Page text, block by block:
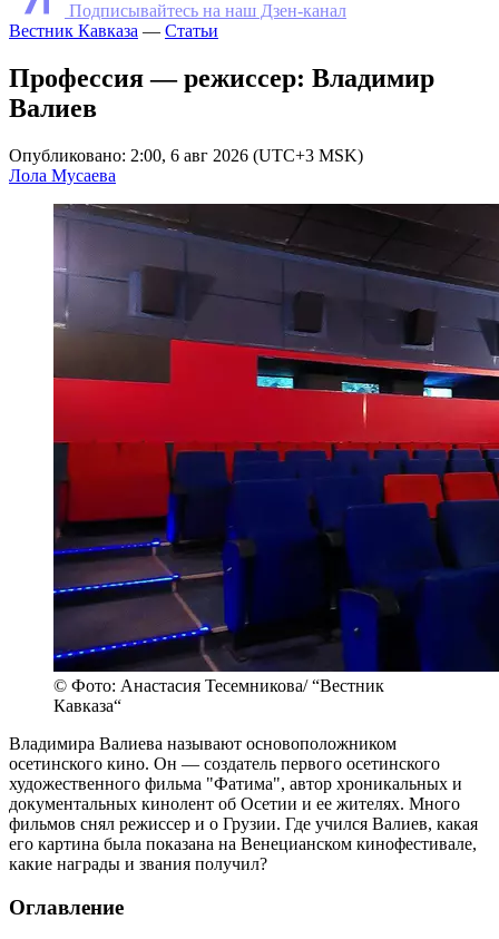
Подписывайтесь на наш Дзен-канал
Вестник Кавказа — Статьи
Профессия — режиссер: Владимир
Валиев
Опубликовано: 2:00, 6 авг 2026 (UTC+3 MSK)
Лола Мусаева
© Фото: Анастасия Тесемникова/ “Вестник
Кавказа“
Владимира Валиева называют основоположником
осетинского кино. Он — создатель первого осетинского
художественного фильма "Фатима", автор хроникальных и
документальных кинолент об Осетии и ее жителях. Много
фильмов снял режиссер и о Грузии. Где учился Валиев, какая
его картина была показана на Венецианском кинофестивале,
какие награды и звания получил?
Оглавление